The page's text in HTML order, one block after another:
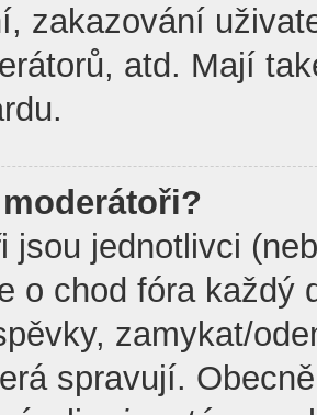
zakazování
atd. Mají
jsou jednotlivci
o chod fóra každý
zamykat/
spravují.